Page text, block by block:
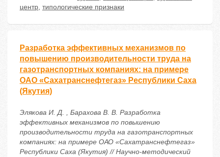
центр, типологические признаки
Разработка эффективных механизмов по
повышению производительности труда на
газотранспортных компаниях: на примере
ОАО «Сахатранснефтегаз» Республики Саха
(Якутия)
Элякова И. Д. , Барахова В. В. Разработка
эффективных механизмов по повышению
производительности труда на газотранспортных
компаниях: на примере ОАО «Сахатранснефтегаз»
Республики Саха (Якутия) // Научно-методический